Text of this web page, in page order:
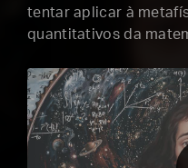
tentar aplicar à
quantitativos da